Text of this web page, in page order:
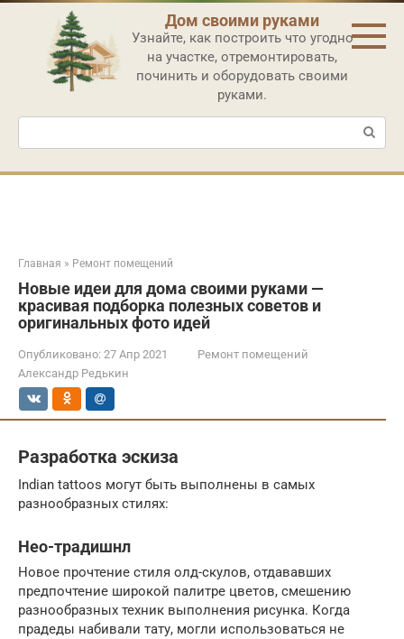
Перейти
контенту
Дом своими руками
Узнайте, как построить что угодно
на участке, отремонтировать,
починить и оборудовать своими
руками.
Поиск:
Главная » Ремонт помещений
Новые идеи для дома своими руками —
красивая подборка полезных советов и
оригинальных фото идей
Опубликовано: 27 Апр 2021
Ремонт помещений
Александр Редькин
Разработка эскиза
Indian tattoos могут быть выполнены в самых
разнообразных стилях:
Нео-традишнл
Новое прочтение стиля олд-скулов, отдававших
предпочтение широкой палитре цветов, смешению
разнообразных техник выполнения рисунка. Когда
прадеды набивали тату, могли использоваться не